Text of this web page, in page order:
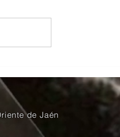
Infante y los símbolos de
de Jaén